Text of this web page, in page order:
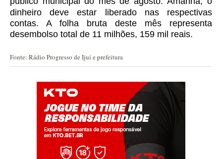
dinheiro deve estar liberado nas respectivas
contas. A folha bruta deste mês representa
desembolso total de 11 milhões, 159 mil reais.
Fonte: Rádio Progresso de Ijuí e prefeitura